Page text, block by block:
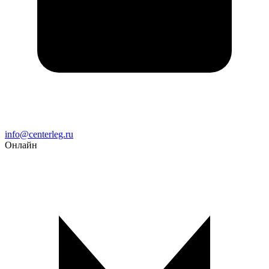
Email
info@centerleg.ru
Онлайн